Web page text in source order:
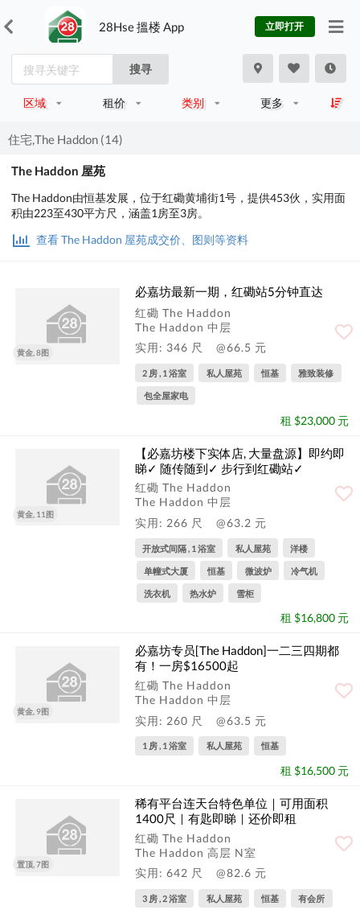
28Hse 搵楼 App 立即打开
搜寻
区域 租价 类别 更多
住宅,The Haddon (14)
The Haddon 屋苑
The Haddon由恒基发展，位于红磡黄埔街1号，提供453伙，实用面
积由223至430平方尺，涵盖1房至3房。
查看 The Haddon 屋苑成交价、图则等资料
黄金, 8图
必嘉坊最新一期，红磡站5分钟直达
红磡 The Haddon
The Haddon 中层
实用: 346 尺
@66.5 元
2 房 , 1 浴室 私人屋苑 恒基 雅致装修
包全屋家电
租 $23,000 元
黄金, 11图
【必嘉坊楼下实体店, 大量盘源】即约即
睇✓ 随传随到✓ 步行到红磡站✓
红磡 The Haddon
The Haddon 中层
实用: 266 尺
@63.2 元
开放式间隔 , 1 浴室 私人屋苑 洋楼
单幢式大厦 恒基 微波炉 冷气机
洗衣机 热水炉 雪柜
租 $16,800 元
黄金, 9图
必嘉坊专员[The Haddon]一二三四期都
有！一房$16500起
红磡 The Haddon
The Haddon 中层
实用: 260 尺
@63.5 元
1 房 , 1 浴室 私人屋苑 恒基
租 $16,500 元
置顶, 7图
稀有平台连天台特色单位｜可用面积
1400尺｜有匙即睇｜还价即租
红磡 The Haddon
The Haddon 高层 N室
实用: 642 尺
@82.6 元
3 房 , 2 浴室 私人屋苑 恒基 有会所